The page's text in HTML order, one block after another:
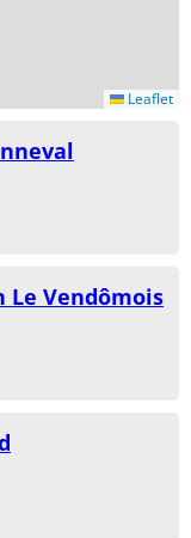
Leaflet
Le Vendômois